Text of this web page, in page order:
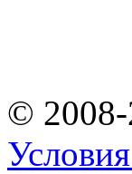
© 2008-